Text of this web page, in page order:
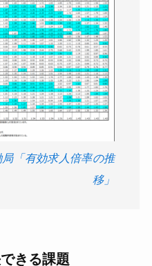
「有効求人倍率の推
移」
きる課題